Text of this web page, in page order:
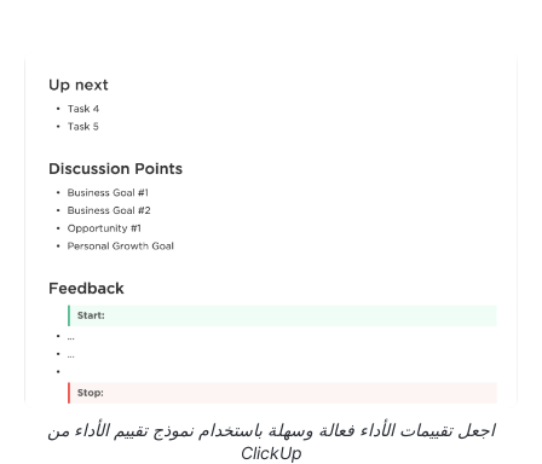
اجعل تقييمات الأداء فعالة وسهلة باستخدام نموذج تقييم الأداء من
ClickUp